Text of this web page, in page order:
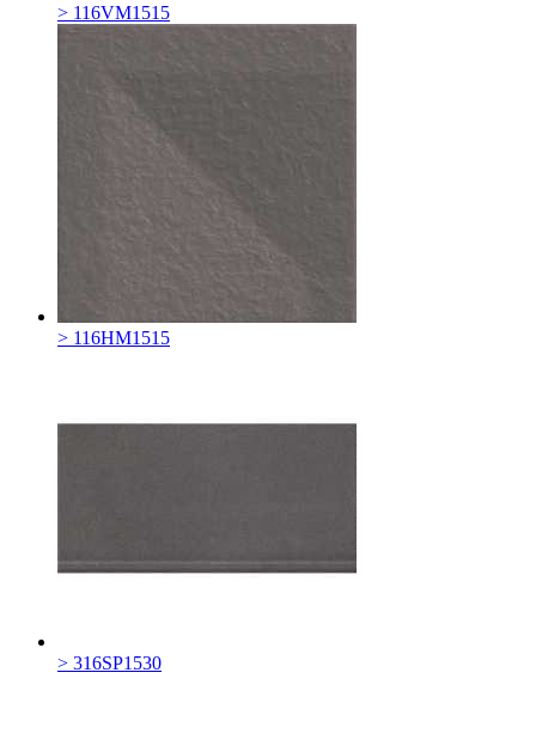
> 116VM1515
> 116HM1515
> 316SP1530